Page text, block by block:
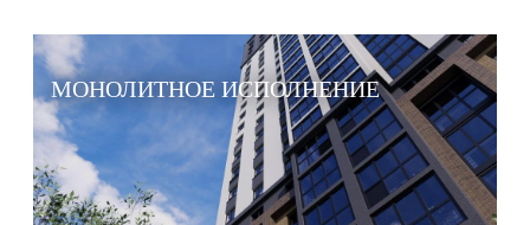
МОНОЛИТНОЕ ИСПОЛНЕНИЕ